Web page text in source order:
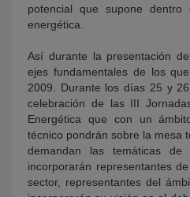
potencial que supone
energética.
Así durante la presentación
ejes fundamentales de los
2009. Durante los días 25 y
celebración de las III
Energética que con un
técnico pondrán sobre la mesa
demandan las temáticas
incorporarán representantes
sector, representantes del